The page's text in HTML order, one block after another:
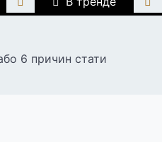
6 причин стати